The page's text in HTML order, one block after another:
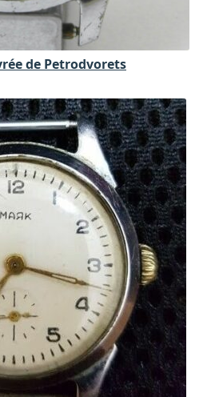
de Petrodvorets